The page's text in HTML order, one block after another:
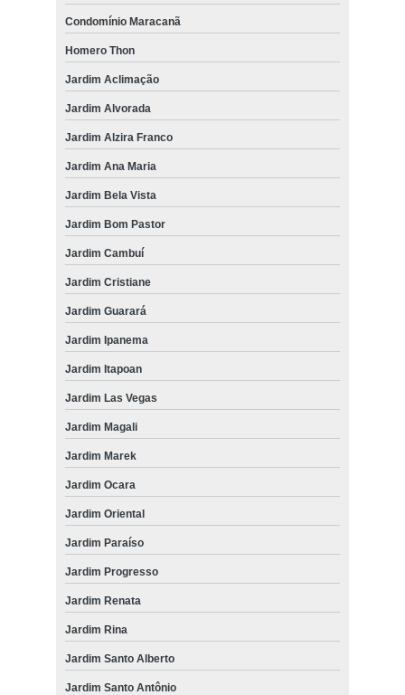
Condomínio Maracanã
Homero Thon
Jardim Aclimação
Jardim Alvorada
Jardim Alzira Franco
Jardim Ana Maria
Jardim Bela Vista
Jardim Bom Pastor
Jardim Cambuí
Jardim Cristiane
Jardim Guarará
Jardim Ipanema
Jardim Itapoan
Jardim Las Vegas
Jardim Magali
Jardim Marek
Jardim Ocara
Jardim Oriental
Jardim Paraíso
Jardim Progresso
Jardim Renata
Jardim Rina
Jardim Santo Alberto
Jardim Santo Antônio